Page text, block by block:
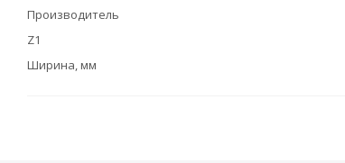
Производитель
Z1
Ширина, мм